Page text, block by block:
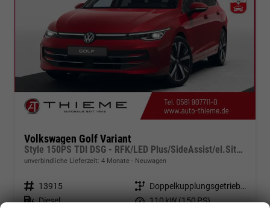
Volkswagen Golf Variant
Style 150PS TDI DSG - RFK/LED Plus/SideAssist/el.Sitz/App
unverbindliche Lieferzeit: 4 Monate Neuwagen
Fahrzeugnr. 13915 Getriebe
Doppelkupplungsgetriebe (DSG)
Kraftstoff Diesel Leistung 110 kW (150 PS)